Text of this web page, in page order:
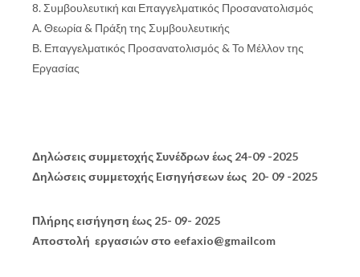
8. Συμβουλευτική και Επαγγελματικός Προσανατολισμός
Α. Θεωρία & Πράξη της Συμβουλευτικής
Β. Επαγγελματικός Προσανατολισμός & Το Μέλλον της
Εργασίας
Δηλώσεις συμμετοχής Συνέδρων έως 24-09 -2025
Δηλώσεις συμμετοχής Eισηγήσεων έως 20- 09 -2025
Πλήρης εισήγηση έως 25- 09- 2025
Αποστολή εργασιών στο eefaxio@gmailcom